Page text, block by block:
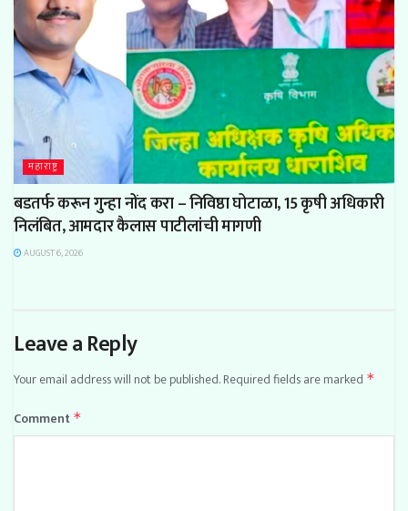
महाराष्ट्र
बडतर्फ करून गुन्हा नोंद करा – निविष्ठा घोटाळा, 15 कृषी अधिकारी
निलंबित, आमदार कैलास पाटीलांची मागणी
AUGUST 6, 2026
Leave a Reply
Your email address will not be published.Required fields are marked *
Comment *